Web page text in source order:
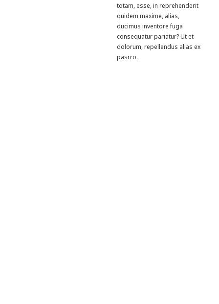
totam, esse, in reprehenderit
quidem maxime, alias,
ducimus inventore fuga
consequatur pariatur? Ut et
dolorum, repellendus alias ex
pasrro.